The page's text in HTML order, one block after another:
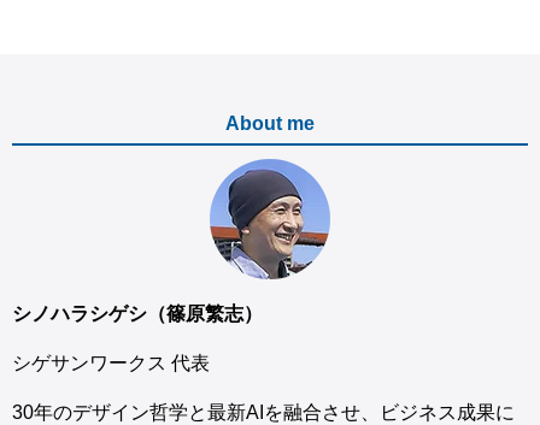
About me
シノハラシゲシ（篠原繁志）
シゲサンワークス 代表
30年のデザイン哲学と最新AIを融合させ、ビジネス成果に